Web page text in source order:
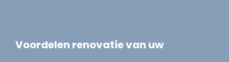
Voordelen renovatie van uw